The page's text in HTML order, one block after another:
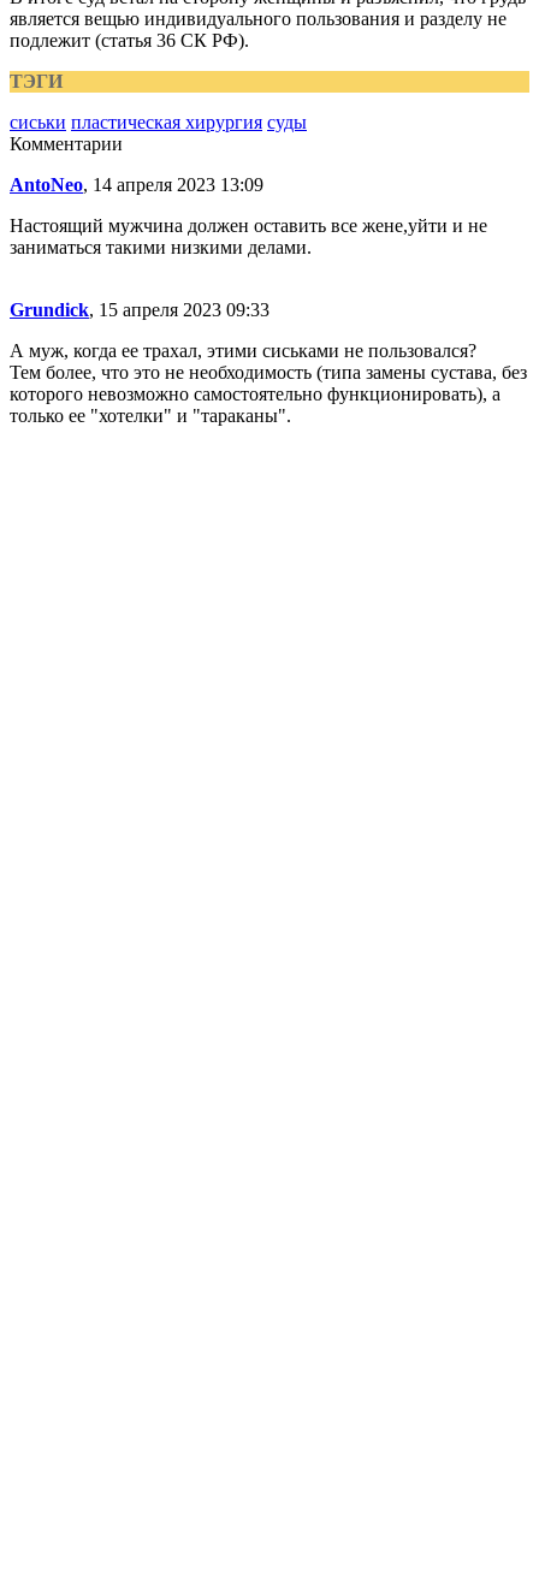
является вещью индивидуального пользования и разделу не
подлежит (статья 36 СК РФ).
ТЭГИ
сиськи пластическая хирургия суды
Комментарии
AntoNeo, 14 апреля 2023 13:09
Настоящий мужчина должен оставить все жене,уйти и не
заниматься такими низкими делами.
Grundick, 15 апреля 2023 09:33
А муж, когда ее трахал, этими сиськами не пользовался?
Тем более, что это не необходимость (типа замены сустава, без
которого невозможно самостоятельно функционировать), а
только ее "хотелки" и "тараканы".